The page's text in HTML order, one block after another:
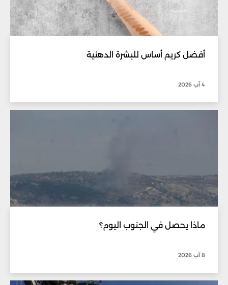
أفضل كريم أساس للبشرة الدهنية
4 آب 2026
ماذا يحصل في الجنوب اليوم؟
8 آب 2026